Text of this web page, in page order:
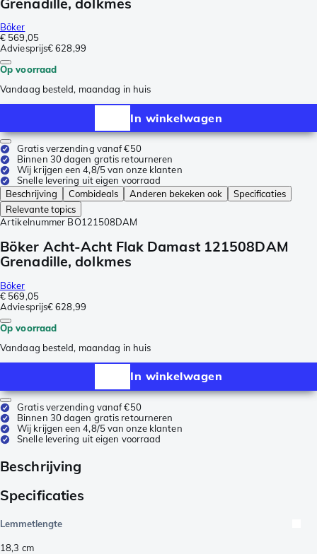
Böker
€ 569,05
Adviesprijs€ 628,99
Op voorraad
Vandaag besteld, maandag in huis
In winkelwagen
Gratis verzending vanaf €50
Binnen 30 dagen gratis retourneren
Wij krijgen een 4,8/5 van onze klanten
Snelle levering uit eigen voorraad
Beschrijving
Combideals Anderen bekeken ook
Specificaties
Relevante topics
Artikelnummer BO121508DAM
Böker Acht-Acht Flak Damast 121508DAM
Grenadille, dolkmes
Böker
€ 569,05
Adviesprijs€ 628,99
Op voorraad
Vandaag besteld, maandag in huis
In winkelwagen
Gratis verzending vanaf €50
Binnen 30 dagen gratis retourneren
Wij krijgen een 4,8/5 van onze klanten
Snelle levering uit eigen voorraad
Beschrijving
Specificaties
Lemmetlengte
18,3 cm